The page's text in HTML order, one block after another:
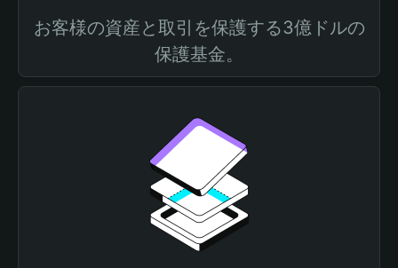
お客様の資産と取引を保護する3億ドルの
保護基金。